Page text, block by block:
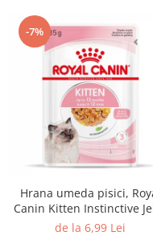
-7%
Hrana umeda pisici,
Canin Kitten Instinctive
85G
de la 6,99 Lei